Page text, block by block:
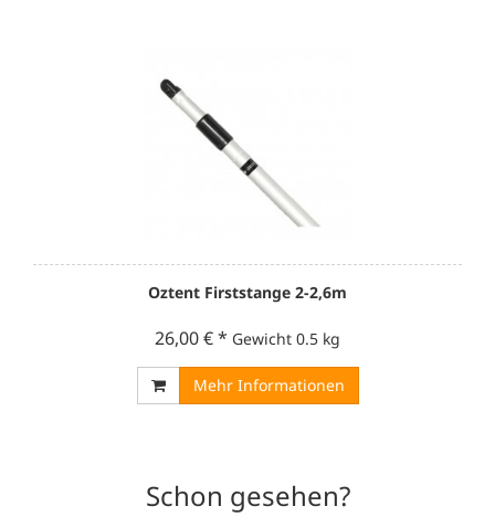
Oztent Firststange 2-2,6m
26,00 €* Gewicht 0.5 kg
Mehr Informationen
Schon gesehen?